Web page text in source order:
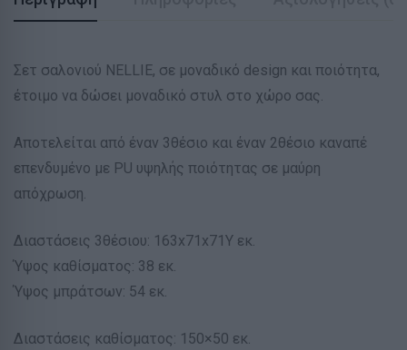
Σετ σαλονιού NELLIE, σε μοναδικό design και ποιότητα,
έτοιμο να δώσει μοναδικό στυλ στο χώρο σας.
Αποτελείται από έναν 3θέσιο και έναν 2θέσιο καναπέ
επενδυμένο με PU υψηλής ποιότητας σε μαύρη
απόχρωση.
Διαστάσεις 3θέσιου: 163x71x71Υ εκ.
Ύψος καθίσματος: 38 εκ.
Ύψος μπράτσων: 54 εκ.
Διαστάσεις καθίσματος: 150×50 εκ.